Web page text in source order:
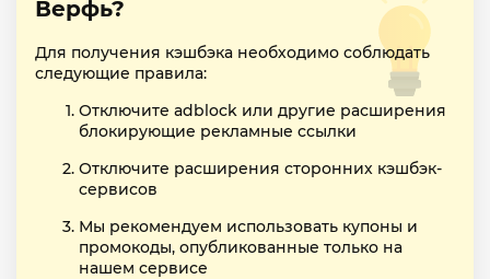
Верфь?
Для получения кэшбэка необходимо соблюдать
следующие правила:
Отключите adblock или другие расширения
блокирующие рекламные ссылки
Отключите расширения сторонних кэшбэк-
сервисов
Мы рекомендуем использовать купоны и
промокоды, опубликованные только на
нашем сервисе